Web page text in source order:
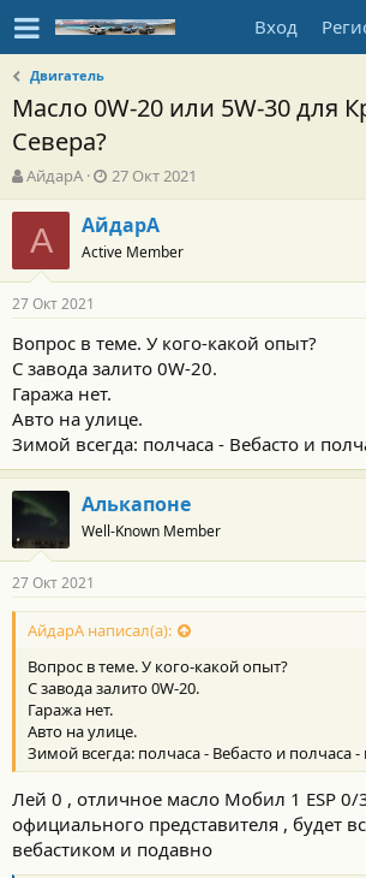
Вход
Двигатель
Масло 0W-20 или 5W-30 для
Севера?
А
в
т
о
т
е
м
ы
АйдарА
Д
а
т
а
н
а
а
л
а
27 Окт 2021
А АйдарА
Active Member
27 Окт 2021
Вопрос в теме. У кого-какой опыт?
С завода залито 0W-20.
Гаража нет.
Авто на улице.
Зимой всегда: полчаса - Вебасто и
Алькапоне
Well-Known Member
27 Окт 2021
АйдарА написал(а):
Вопрос в теме. У кого-какой опыт?
С завода залито 0W-20.
Гаража нет.
Авто на улице.
Зимой всегда: полчаса - Вебасто и полчаса -
Лей 0 , отличное масло Мобил 1 ЕSP 0/
официального представителя , будет
вебастиком и подавно